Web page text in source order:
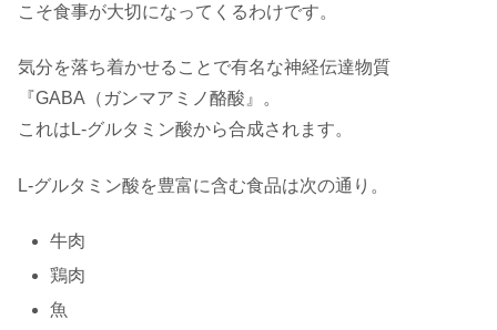
こそ食事が大切になってくるわけです。
気分を落ち着かせることで有名な神経伝達物質
『GABA（ガンマアミノ酪酸』。
これはL-グルタミン酸から合成されます。
L-グルタミン酸を豊富に含む食品は次の通り。
牛肉
鶏肉
魚